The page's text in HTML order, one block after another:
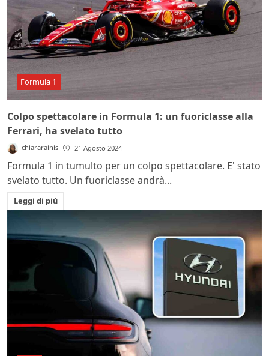
Formula 1
Colpo spettacolare in Formula 1: un fuoriclasse alla
Ferrari, ha svelato tutto
chiararainis 21 Agosto 2024
Formula 1 in tumulto per un colpo spettacolare. E' stato
svelato tutto. Un fuoriclasse andrà...
Leggi di più